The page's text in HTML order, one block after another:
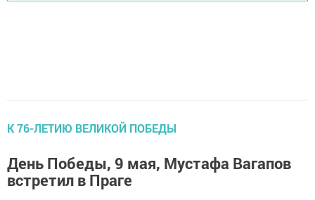
К 76-ЛЕТИЮ ВЕЛИКОЙ ПОБЕДЫ
День Победы, 9 мая, Мустафа Вагапов
встретил в Праге